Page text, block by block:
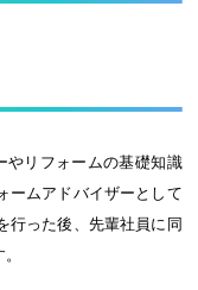
やリフォームの基礎知識
ームアドバイザーとして
行った後、先輩社員に同